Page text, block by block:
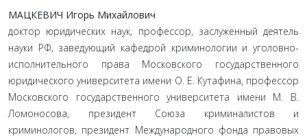
МАЦКЕВИЧ Игорь Михайлович
доктор юридических наук, профессор, заслуженный деятель
науки РФ, заведующий кафедрой криминологии и уголовно-
исполнительного права Московского государственного
юридического университета имени О. Е. Кутафина, профессор
Московского государственного университета имени М. В.
Ломоносова, президент Союза криминалистов и
криминологов, президент Международного фонда правовых